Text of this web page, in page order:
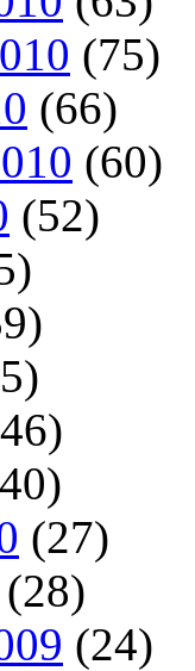
(75)
(66)
(60)
(52)
(27)
(28)
(24)